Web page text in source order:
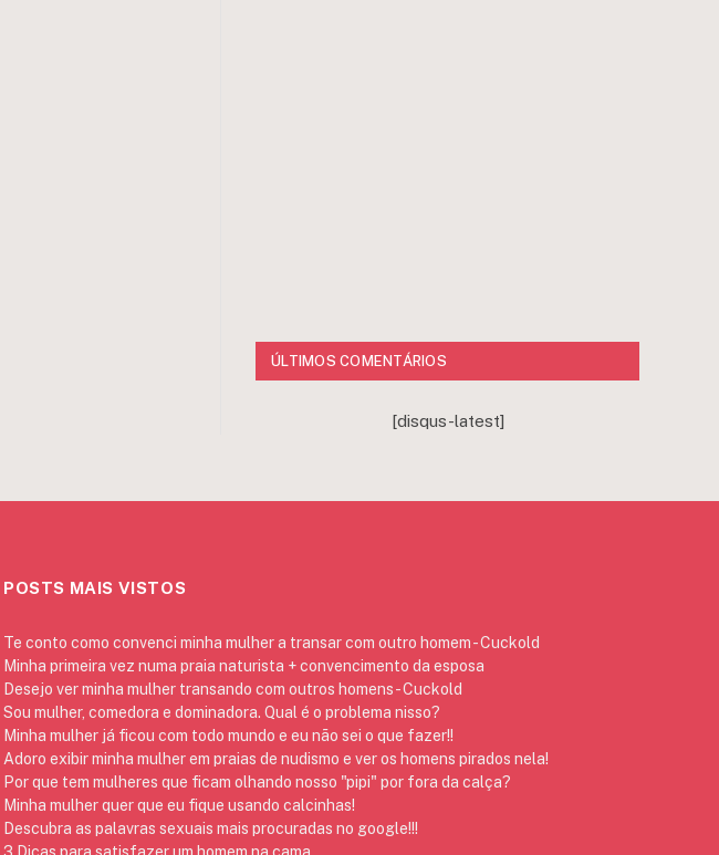
ÚLTIMOS COMENTÁRIOS
[disqus-latest]
POSTS MAIS VISTOS
Te conto como convenci minha mulher a transar com outro homem - Cuckold
Minha primeira vez numa praia naturista + convencimento da esposa
Desejo ver minha mulher transando com outros homens - Cuckold
Sou mulher, comedora e dominadora. Qual é o problema nisso?
Minha mulher já ficou com todo mundo e eu não sei o que fazer!!
Adoro exibir minha mulher em praias de nudismo e ver os homens pirados nela!
Por que tem mulheres que ficam olhando nosso "pipi" por fora da calça?
Minha mulher quer que eu fique usando calcinhas!
Descubra as palavras sexuais mais procuradas no google!!!
3 Dicas para satisfazer um homem na cama